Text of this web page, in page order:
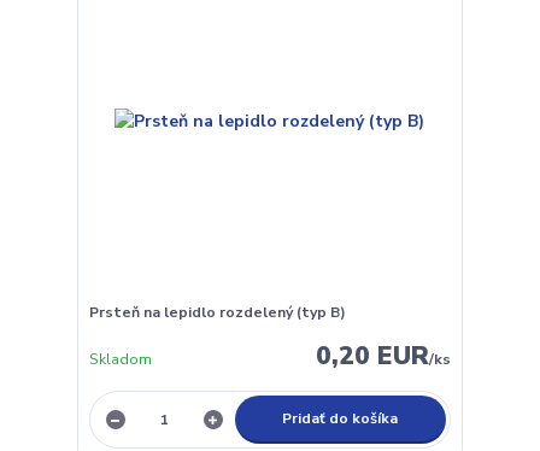
Prsteň na lepidlo rozdelený (typ B)
0,20 EUR/ks
Skladom
Pridať do košíka